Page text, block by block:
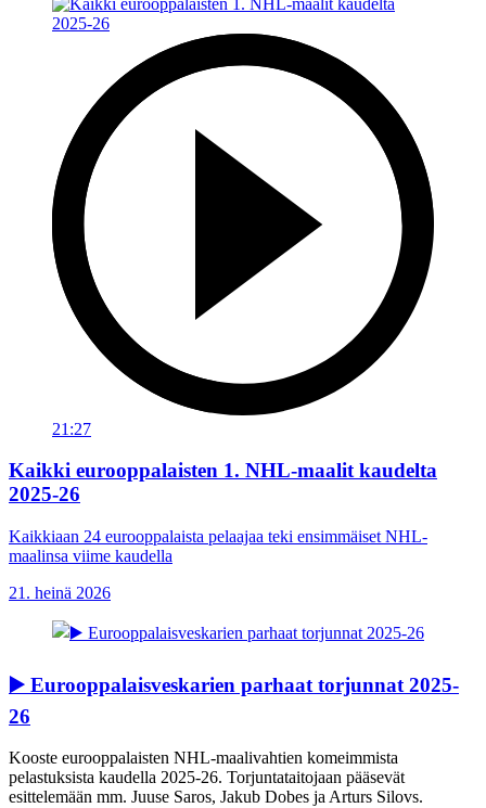
21:27
Kaikki eurooppalaisten 1. NHL-maalit kaudelta
2025-26
Kaikkiaan 24 eurooppalaista pelaajaa teki ensimmäiset NHL-
maalinsa viime kaudella
21. heinä 2026
▶️ Eurooppalaisveskarien parhaat torjunnat 2025-
26
Kooste eurooppalaisten NHL-maalivahtien komeimmista
pelastuksista kaudella 2025-26. Torjuntataitojaan pääsevät
esittelemään mm. Juuse Saros, Jakub Dobes ja Arturs Silovs.